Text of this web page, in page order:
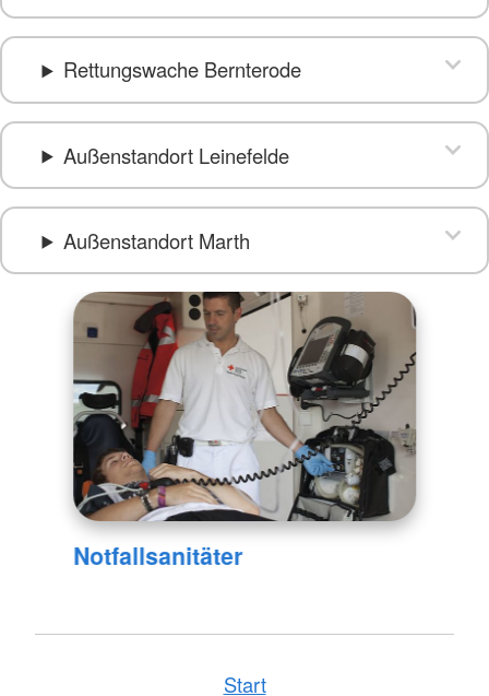
Rettungswache Bernterode
Außenstandort Leinefelde
Außenstandort Marth
Notfallsanitäter
Start